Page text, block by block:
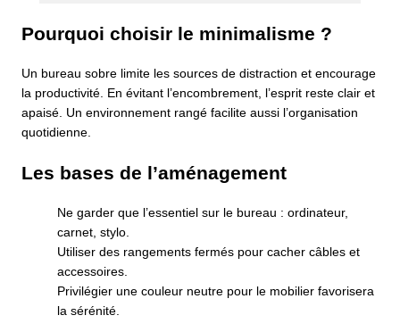
Pourquoi choisir le minimalisme ?
Un bureau sobre limite les sources de distraction et encourage
la productivité. En évitant l’encombrement, l’esprit reste clair et
apaisé. Un environnement rangé facilite aussi l’organisation
quotidienne.
Les bases de l’aménagement
Ne garder que l’essentiel sur le bureau : ordinateur,
carnet, stylo.
Utiliser des rangements fermés pour cacher câbles et
accessoires.
Privilégier une couleur neutre pour le mobilier favorisera
la sérénité.